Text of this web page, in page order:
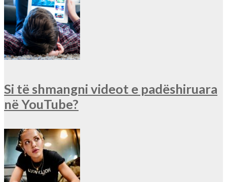
Si të shmangni videot e padëshiruara
në YouTube?